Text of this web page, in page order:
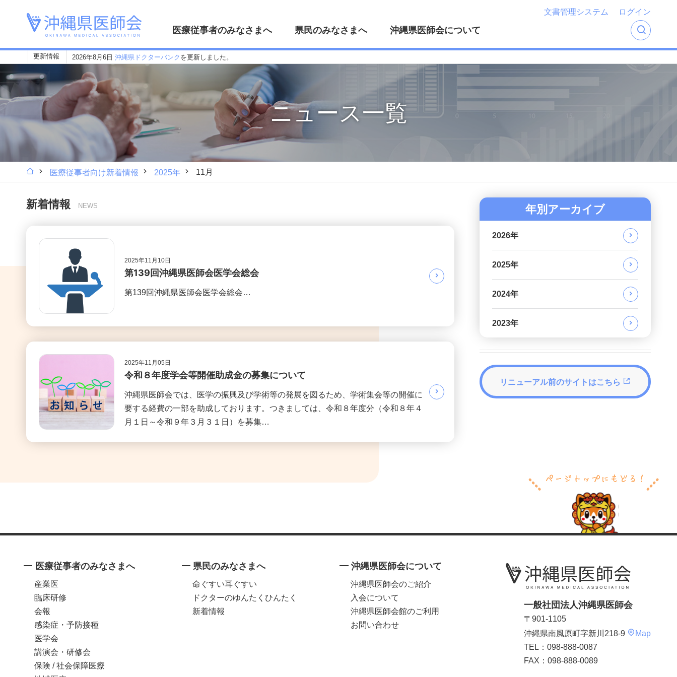
医療従事者のみなさまへ 県民のみなさまへ 沖縄県医師会について
文書管理システム ログイン
更新情報 2026年8月6日 沖縄県ドクターバンク を更新しました。
ニュース一覧
医療従事者向け新着情報 2025年 11月
新着情報 NEWS
2025年11月10日
第139回沖縄県医師会医学会総会
第139回沖縄県医師会医学会総会…
2025年11月05日
令和８年度学会等開催助成金の募集について
沖縄県医師会では、医学の振興及び学術等の発展を図るため、学術集会等の開催に
要する経費の一部を助成しております。つきましては、令和８年度分（令和８年４
月１日～令和９年３月３１日）を募集…
年別アーカイブ
2026年
2025年
2024年
2023年
リニューアル前のサイトはこちら
医療従事者のみなさまへ
産業医
臨床研修
会報
感染症・予防接種
医学会
講演会・研修会
保険 / 社会保障医療
県民のみなさまへ
命ぐすい耳ぐすい
ドクターのゆんたくひんたく
新着情報
沖縄県医師会について
沖縄県医師会のご紹介
入会について
沖縄県医師会館のご利用
お問い合わせ
一般社団法人沖縄県医師会
〒901-1105
沖縄県南風原町字新川218-9
Map
TEL：098-888-0087
FAX：098-888-0089